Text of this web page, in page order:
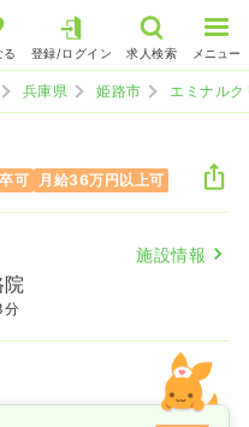
る 登録/ログイン 求人検索 メニュー
兵庫県 姫路市 エミナル
可 月給36万円以上可
施設情報
院
分